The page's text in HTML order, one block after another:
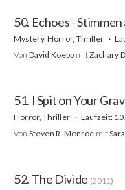
50. Echoes -
Mystery, Horror, Thriller
Von David Koepp mitZachary
51. I Spit on Your
Horror, Thriller
Laufzeit:
Von Steven R. Monroe mit
52. The Divide (2011)